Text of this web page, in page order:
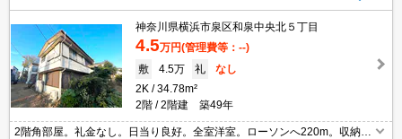
神奈川県横浜市泉区和泉中央北５丁目
4.5万円(管理費等：--)
敷
4.5万 礼
なし
2K
34.78m²
2階
2階建 築49年
2階角部屋。礼金なし。日当り良好。全室洋室。ローソンへ220m。収納た